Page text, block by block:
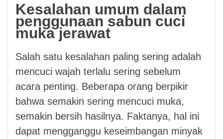
Kesalahan umum dalam
penggunaan sabun cuci
muka jerawat
Salah satu kesalahan paling sering adalah
mencuci wajah terlalu sering sebelum
acara penting. Beberapa orang berpikir
bahwa semakin sering mencuci muka,
semakin bersih hasilnya. Faktanya, hal ini
dapat mengganggu keseimbangan minyak